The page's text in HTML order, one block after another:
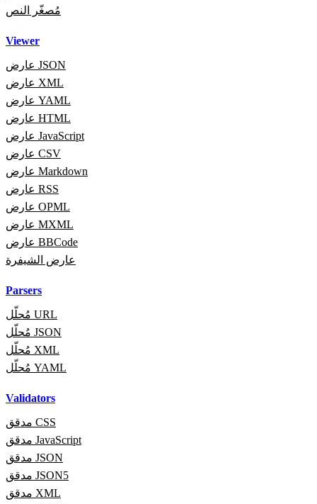
مُصغّر النص
Viewer
عارض JSON
عارض XML
عارض YAML
عارض HTML
عارض JavaScript
عارض CSV
عارض Markdown
عارض RSS
عارض OPML
عارض MXML
عارض BBCode
عارض الشيفرة
Parsers
مُحلّل URL
مُحلّل JSON
مُحلّل XML
مُحلّل YAML
Validators
مدقق CSS
مدقق JavaScript
مدقق JSON
مدقق JSON5
مدقق XML